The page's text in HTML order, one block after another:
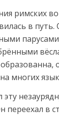
римских
в
многих
переехал в